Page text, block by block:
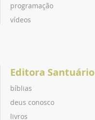
programação
vídeos
Editora Santuário
bíblias
deus conosco
livros